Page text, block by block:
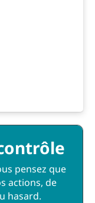
pensez que
actions, de
hasard.